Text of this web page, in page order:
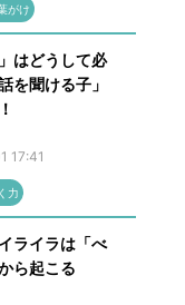
がけ
はどうして必
を聞ける子」
17:41
力
ライラは「べ
ら起こる